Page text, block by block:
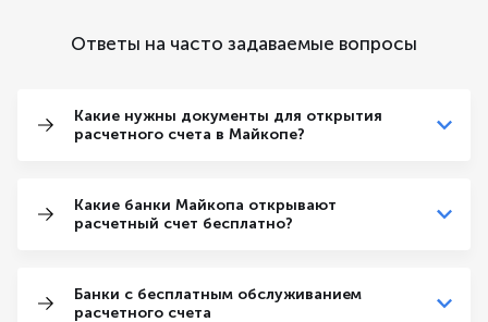
Ответы на часто задаваемые вопросы
Какие нужны документы для открытия
расчетного счета в Майкопе?
Какие банки Майкопа открывают
расчетный счет бесплатно?
Банки с бесплатным обслуживанием
расчетного счета